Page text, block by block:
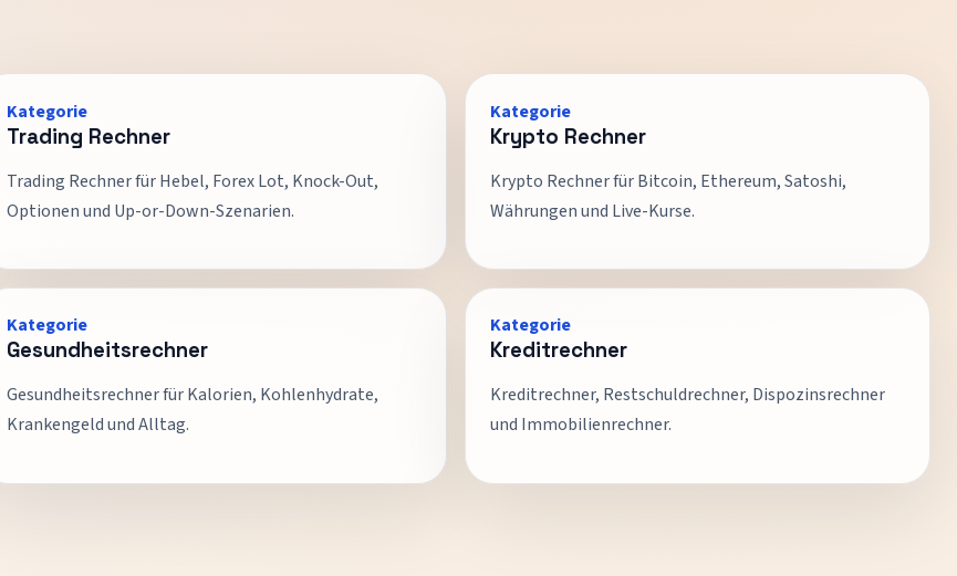
Kategorie
Trading Rechner
Trading Rechner für Hebel, Forex Lot, Knock-Out,
Optionen und Up-or-Down-Szenarien.
Kategorie
Krypto Rechner
Krypto Rechner für Bitcoin, Ethereum, Satoshi,
Währungen und Live-Kurse.
Kategorie
Gesundheitsrechner
Gesundheitsrechner für Kalorien, Kohlenhydrate,
Krankengeld und Alltag.
Kategorie
Kreditrechner
Kreditrechner, Restschuldrechner, Dispozinsrechner
und Immobilienrechner.